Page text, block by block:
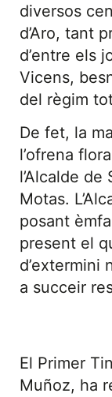
diversos
d’Aro, tant
d’entre els
Vicens,
del règim
De fet, la
l’ofrena
l’Alcalde
Motas.
posant
present el
d’extermini
a succeir
El Primer
Muñoz, ha